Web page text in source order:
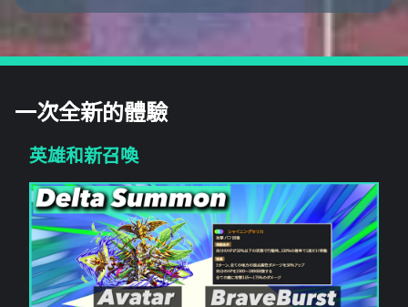
一次全新的體驗
英雄和新召喚